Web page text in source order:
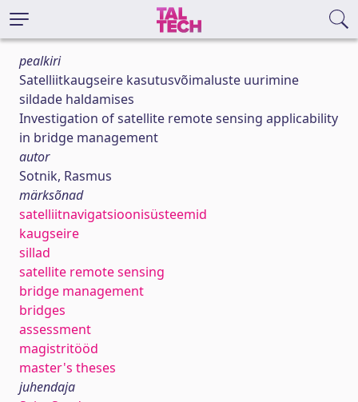
pealkiri
Satelliitkaugseire kasutusvõimaluste uurimine
sildade haldamises
Investigation of satellite remote sensing applicability
in bridge management
autor
Sotnik, Rasmus
märksõnad
satelliitnavigatsioonisüsteemid
kaugseire
sillad
satellite remote sensing
bridge management
bridges
assessment
magistritööd
master's theses
juhendaja